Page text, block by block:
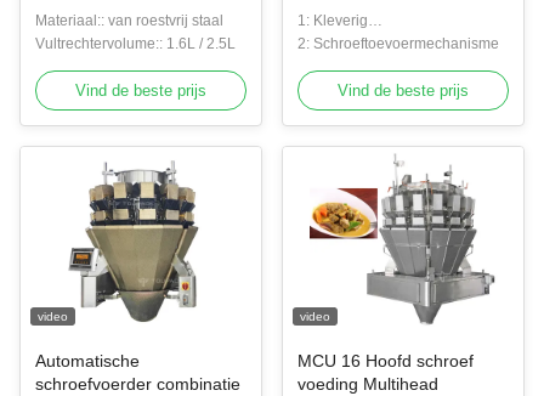
varkensvlees
Materiaal:: van roestvrij staal
Vultrechtervolume:: 1.6L / 2.5L
Vind de beste prijs
Oplossing 60 BPM
Schroefweegsysteem voor
rundvlees
1: Kleverig
voedselweegsysteem
2: Schroeftoevoermechanisme
Vind de beste prijs
video
Automatische
schroefvoerder combinatie
video
MCU 16 Hoofd schroef
voeding Multihead